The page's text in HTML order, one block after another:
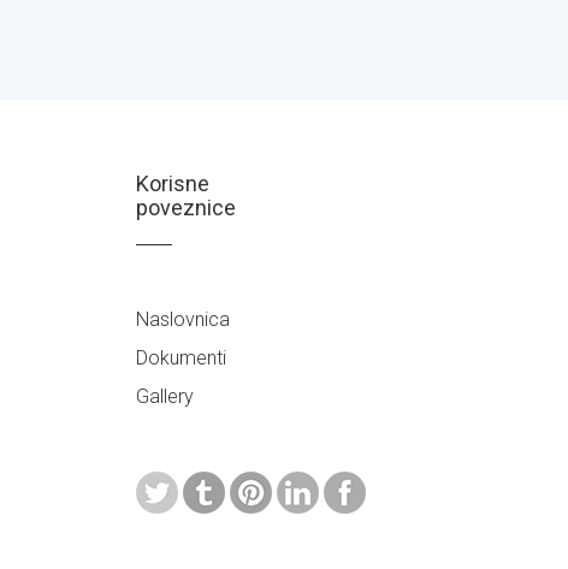
Korisne
poveznice
Naslovnica
Dokumenti
Gallery